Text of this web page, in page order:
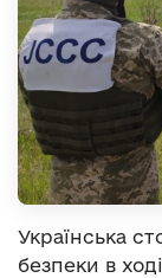
Українська
безпеки в